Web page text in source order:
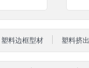
塑料边框型材 塑料挤